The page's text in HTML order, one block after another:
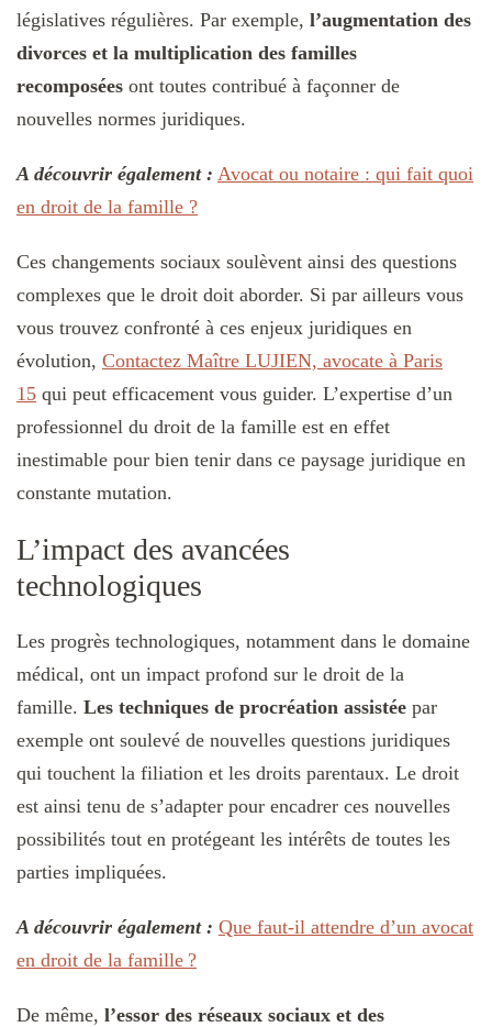
législatives régulières. Par exemple, l’augmentation des
divorces et la multiplication des familles
recomposées ont toutes contribué à façonner de
nouvelles normes juridiques.
A découvrir également : Avocat ou notaire : qui fait quoi
en droit de la famille ?
Ces changements sociaux soulèvent ainsi des questions
complexes que le droit doit aborder. Si par ailleurs vous
vous trouvez confronté à ces enjeux juridiques en
évolution, Contactez Maître LUJIEN, avocate à Paris
15 qui peut efficacement vous guider. L’expertise d’un
professionnel du droit de la famille est en effet
inestimable pour bien tenir dans ce paysage juridique en
constante mutation.
L’impact des avancées
technologiques
Les progrès technologiques, notamment dans le domaine
médical, ont un impact profond sur le droit de la
famille. Les techniques de procréation assistée par
exemple ont soulevé de nouvelles questions juridiques
qui touchent la filiation et les droits parentaux. Le droit
est ainsi tenu de s’adapter pour encadrer ces nouvelles
possibilités tout en protégeant les intérêts de toutes les
parties impliquées.
A découvrir également : Que faut-il attendre d’un avocat
en droit de la famille ?
De même, l’essor des réseaux sociaux et des